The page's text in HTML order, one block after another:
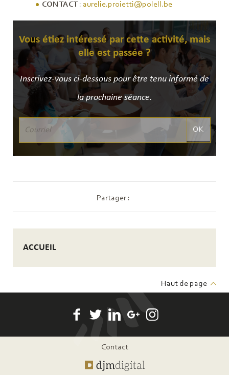
ACCUEIL
CONTACT: aurelie.proietti@polell.be
Vous étiez intéressé par cette activité, mais
elle est passée ?
Inscrivez-vous ci-dessous pour être tenu informé de
la prochaine séance.
OK
Partager :
Haut de page
Contact